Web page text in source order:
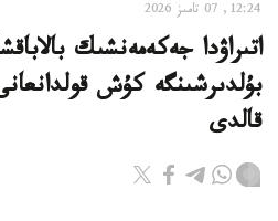
12:24, 07 تامىز 2026
اتىراۋدا جەكەمەنشىك
بۇلدىرشىنگە كۇش
قالدى